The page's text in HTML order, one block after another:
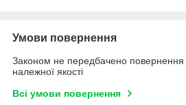
Умови повернення
Законом не передбачено повернення
належної якості
Всі умови повернення